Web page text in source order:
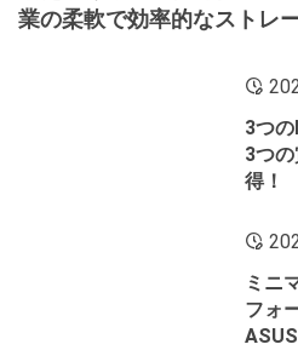
業の柔軟で効率的なストレ
3つ
3つ
得！
ミニ
フォ